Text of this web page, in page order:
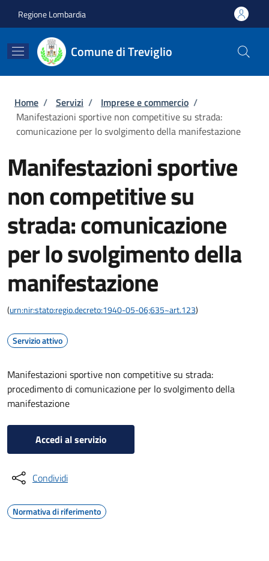
Regione Lombardia
Comune di Treviglio
Briciole di pane
Home / Servizi / Imprese e commercio /
Manifestazioni sportive non competitive su strada:
comunicazione per lo svolgimento della manifestazione
Manifestazioni sportive
non competitive su
strada: comunicazione
per lo svolgimento della
manifestazione
(urn:nir:stato:regio.decreto:1940-05-06;635~art.123)
Servizio attivo
Manifestazioni sportive non competitive su strada:
procedimento di comunicazione per lo svolgimento della
manifestazione
Accedi al servizio
Condividi
Normativa di riferimento